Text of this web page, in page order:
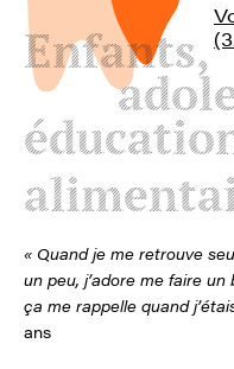
Enfants,
« Quand je me retrouve
un peu, j’adore me faire
ça me rappelle quand
ans